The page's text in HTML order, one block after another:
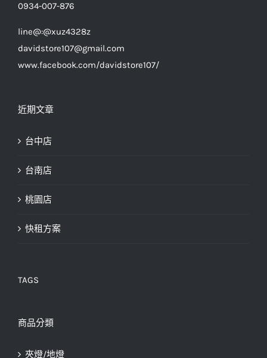
0934-007-876
line@:@xuz4328z
davidstore107@gmail.com
www.facebook.com/davidstore107/
近期文章
台中店
台南店
桃園店
快租方案
TAGS
商品分類
夾燈/地燈